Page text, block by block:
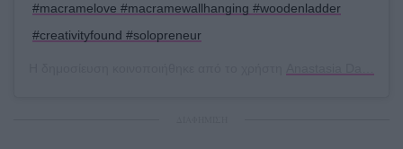
#macramelove #macramewallhanging #woodenladder
#creativityfound #solopreneur